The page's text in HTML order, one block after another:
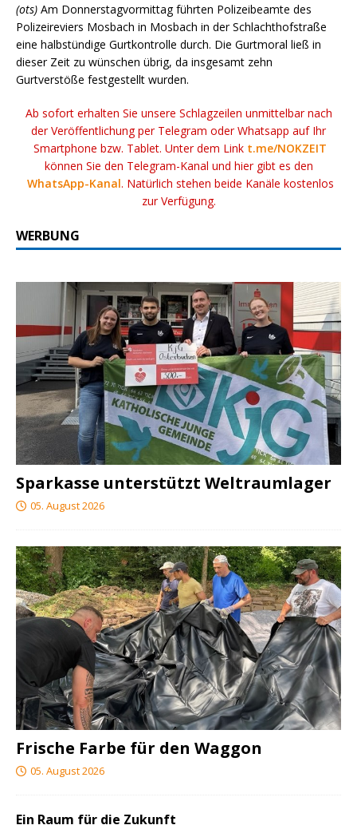
(ots) Am Donnerstagvormittag führten Polizeibeamte des
Polizeireviers Mosbach in Mosbach in der Schlachthofstraße
eine halbstündige Gurtkontrolle durch. Die Gurtmoral ließ in
dieser Zeit zu wünschen übrig, da insgesamt zehn
Gurtverstöße festgestellt wurden.
Ab sofort erhalten Sie unsere Schlagzeilen unmittelbar nach
der Veröffentlichung per Telegram oder Whatsapp auf Ihr
Smartphone bzw. Tablet. Unter dem Link t.me/NOKZEIT
können Sie den Telegram-Kanal und hier gibt es den
WhatsApp-Kanal. Natürlich stehen beide Kanäle kostenlos
zur Verfügung.
WERBUNG
Sparkasse unterstützt Weltraumlager
05. August 2026
Frische Farbe für den Waggon
05. August 2026
Ein Raum für die Zukunft